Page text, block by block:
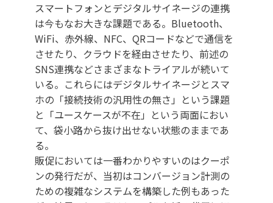
スマートフォンとデジタルサイネージの連携
は今もなお大きな課題である。Bluetooth、
WiFi、赤外線、NFC、QRコードなどで通信を
させたり、クラウドを経由させたり、前述の
SNS連携などさまざまなトライアルが続いて
いる。これらにはデジタルサイネージとスマ
ホの「接続技術の汎用性の無さ」という課題
と「ユースケースが不在」という両面におい
て、袋小路から抜け出せない状態のままであ
る。
販促においては一番わかりやすいのはクーポ
ンの発行だが、当初はコンバージョン計測の
ための複雑なシステムを構築した例もあった